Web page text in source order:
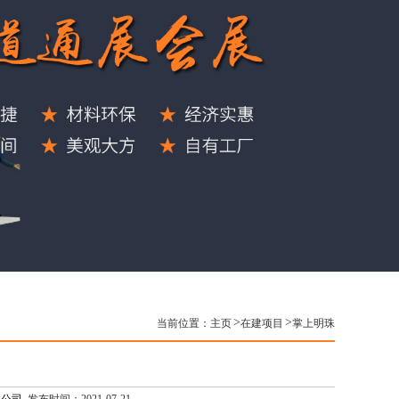
当前位置： 主页 在建项目 掌上明珠